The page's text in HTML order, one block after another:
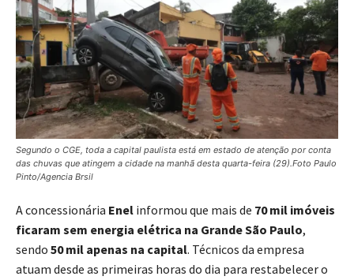
Segundo o CGE, toda a capital paulista está em estado de atenção por conta
das chuvas que atingem a cidade na manhã desta quarta-feira (29).Foto Paulo
Pinto/Agencia Brsil
A concessionária Enel informou que mais de 70 mil imóveis
ficaram sem energia elétrica na Grande São Paulo,
sendo 50 mil apenas na capital. Técnicos da empresa
atuam desde as primeiras horas do dia para restabelecer o